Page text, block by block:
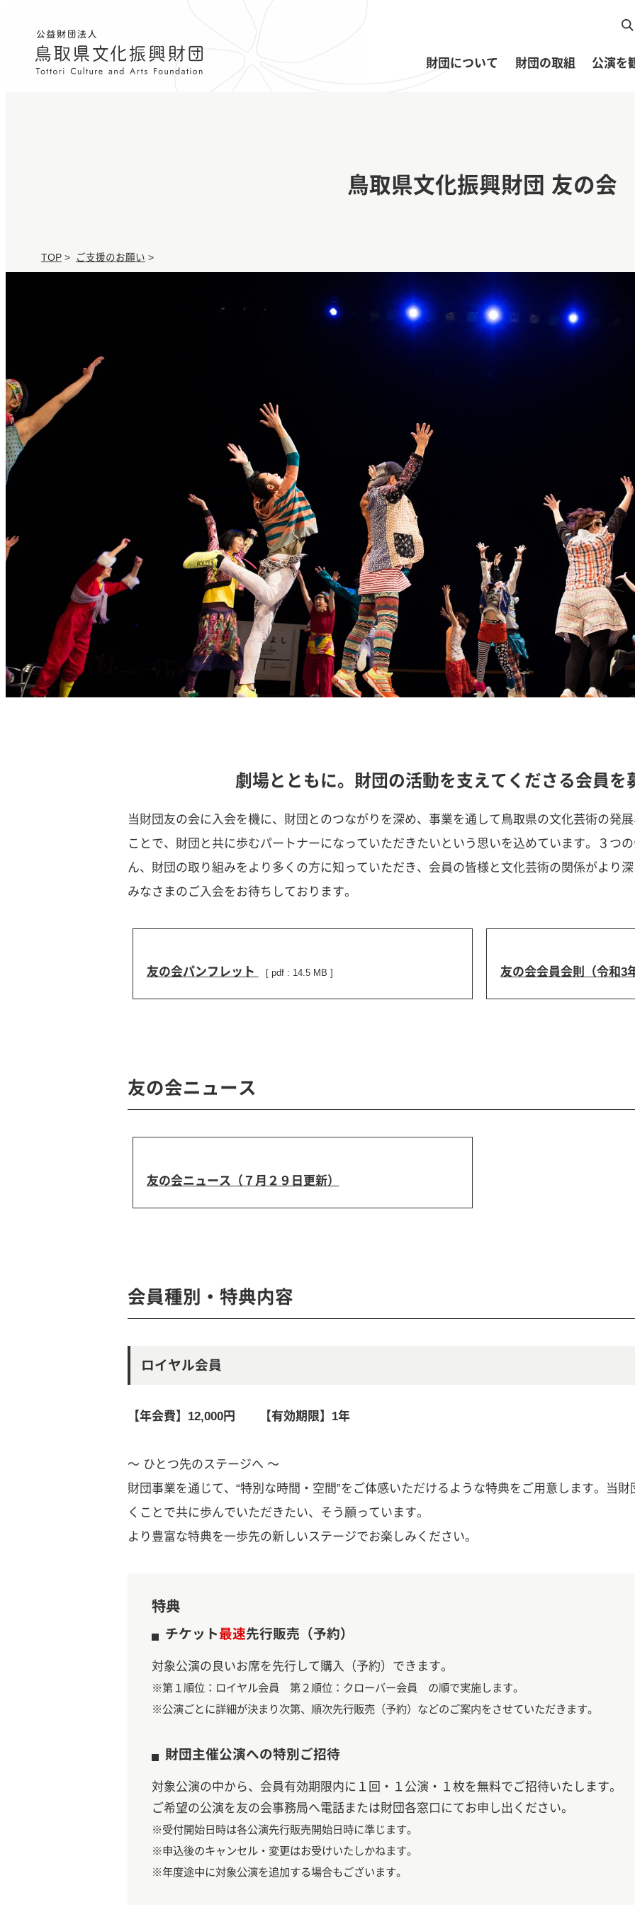
財団について 財団の取組 公演を
鳥取県文化振興財団 友の会
TOP > ご支援のお願い >
劇場とともに。財団の活動を支えてくださる会員を
当財団友の会に入会を機に、財団とのつながりを深め、事業を通して鳥取県の文化芸術の発
ことで、財団と共に歩むパートナーになっていただきたいという思いを込めています。３つ
ん、財団の取り組みをより多くの方に知っていただき、会員の皆様と文化芸術の関係がより
みなさまのご入会をお待ちしております。
友の会パンフレット [ pdf : 14.5 MB ] 友の会会員会則（令和3
友の会ニュース
友の会ニュース（７月２９日更新）
会員種別・特典内容
ロイヤル会員
【年会費】12,000円 【有効期限】1年
～ ひとつ先のステージへ ～
財団事業を通じて、“特別な時間・空間”をご体感いただけるような特典をご用意します。当
くことで共に歩んでいただきたい、そう願っています。
より豊富な特典を一歩先の新しいステージでお楽しみください。
特典
チケット最速先行販売（予約）
対象公演の良いお席を先行して購入（予約）できます。
※第１順位：ロイヤル会員 第２順位：クローバー会員 の順で実施します。
※公演ごとに詳細が決まり次第、順次先行販売（予約）などのご案内をさせていただきます。
財団主催公演への特別ご招待
対象公演の中から、会員有効期限内に１回・１公演・１枚を無料でご招待いたします。
ご希望の公演を友の会事務局へ電話または財団各窓口にてお申し出ください。
※受付開始日時は各公演先行販売開始日時に準じます。
※申込後のキャンセル・変更はお受けいたしかねます。
※年度途中に対象公演を追加する場合もございます。